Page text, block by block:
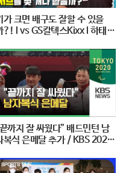
가 크면 배구도 잘할 수 있을
?! l vs GS칼텍스Kixx l 하태주
까지 잘 싸웠다” 배드민턴 남
복식 은메달 추가 / KBS 2020